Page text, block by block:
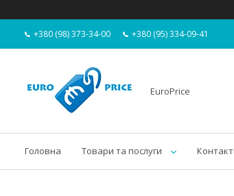
+380 (98) 373-34-00 +380 (95) 334-09-41
EuroPrice
Головна Товари та послуги